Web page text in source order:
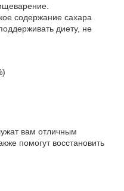
содержание сахара
диету, не
вам отличным
помогут восстановить